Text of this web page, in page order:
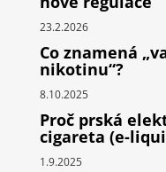
23.2.2026
Co znamená
nikotinu“?
8.10.2025
Proč prská
cigareta (e-
1.9.2025